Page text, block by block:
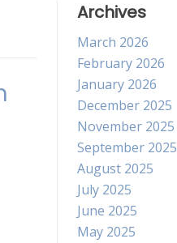
Archives
March 2026
February 2026
January 2026
December 2025
November 2025
September 2025
August 2025
July 2025
June 2025
May 2025